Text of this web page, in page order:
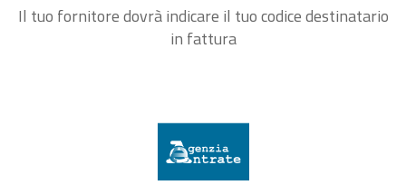
Il tuo fornitore dovrà indicare il tuo codice destinatario
in fattura